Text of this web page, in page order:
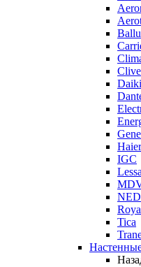
Ballu
Haier
IGC
NED
Tica